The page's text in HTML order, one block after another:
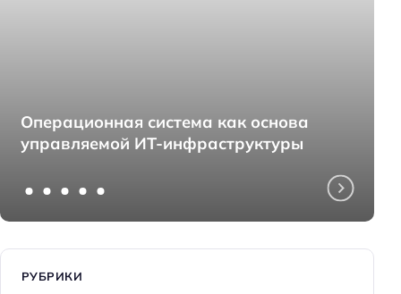
Операционная система как основа
управляемой ИТ-инфраструктуры
РУБРИКИ